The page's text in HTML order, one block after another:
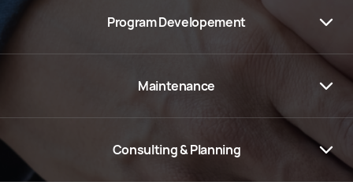
Program Developement
Maintenance
Consulting & Planning